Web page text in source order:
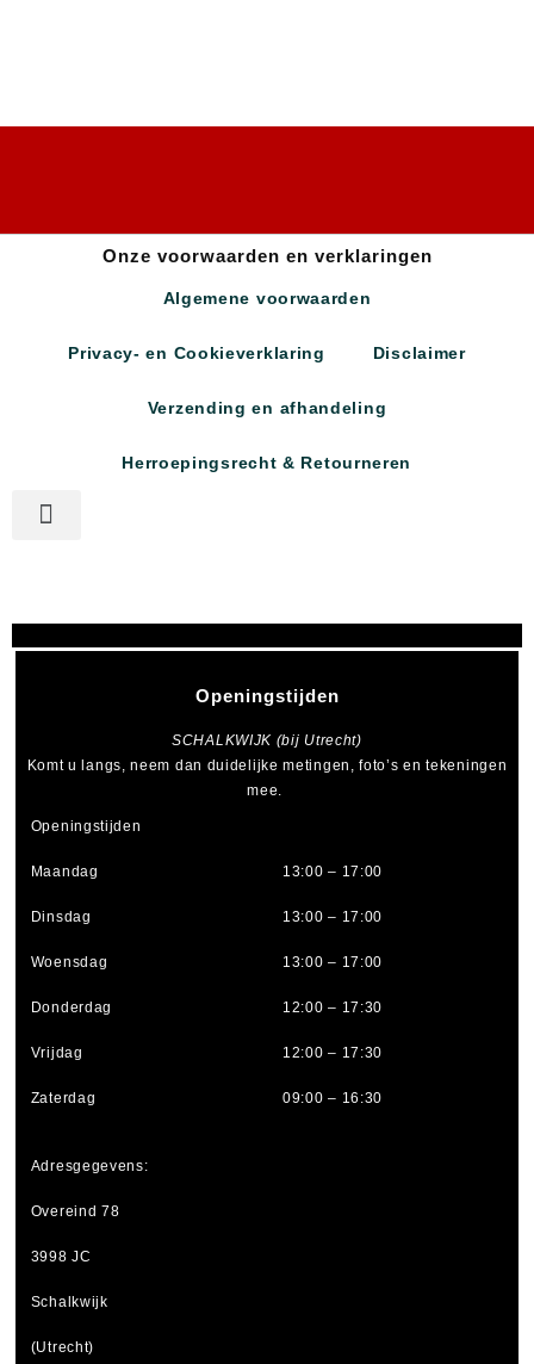
Onze voorwaarden en verklaringen
Algemene voorwaarden
Privacy- en Cookieverklaring Disclaimer
Verzending en afhandeling
Herroepingsrecht & Retourneren
Openingstijden
SCHALKWIJK (bij Utrecht)
Komt u langs, neem dan duidelijke metingen, foto’s en tekeningen
mee.
Openingstijden
Maandag 13:00 – 17:00
Dinsdag 13:00 – 17:00
Woensdag 13:00 – 17:00
Donderdag 12:00 – 17:30
Vrijdag 12:00 – 17:30
Zaterdag 09:00 – 16:30
Adresgegevens:
Overeind 78
3998 JC
Schalkwijk
(Utrecht)